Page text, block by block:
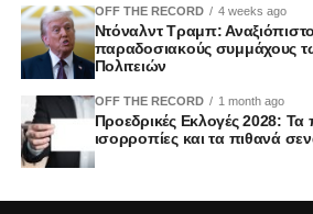
OFF THE RECORD 4 weeks ago
Ντόναλντ Τραμπ:
παραδοσιακούς συμμάχους
Πολιτειών
OFF THE RECORD 1 month ago
Προεδρικές Εκλογές 2028:
ισορροπίες και τα πιθανά